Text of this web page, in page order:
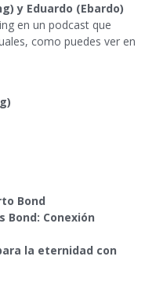
y Eduardo (Ebardo)
en un podcast que
como puedes ver en
Bond
Bond: Conexión
la eternidad con